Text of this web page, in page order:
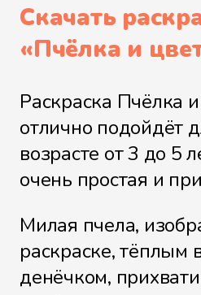
Скачать
«Пчёлка и
Раскраска Пчёлка
отлично подойдёт
возрасте от 3 до 5
очень простая и
Милая пчела,
раскраске, тёплым
денёчком,